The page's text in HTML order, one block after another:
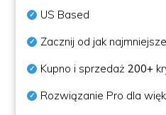
US Based
Zacznij od jak
Kupno i sprzedaż200+
Rozwiązanie Pro dla